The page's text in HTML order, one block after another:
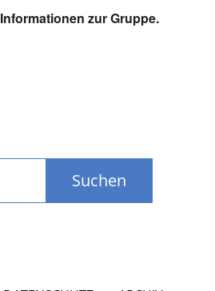
zur Gruppe.
Suchen